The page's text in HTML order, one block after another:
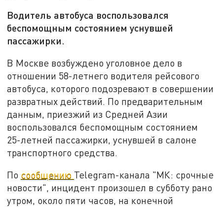
Водитель автобуса воспользовался
беспомощным состоянием уснувшей
пассажирки.
В Москве возбуждено уголовное дело в
отношении 58-летнего водителя рейсового
автобуса, которого подозревают в совершении
развратных действий. По предварительным
данным, приезжий из Средней Азии
воспользовался беспомощным состоянием
25-летней пассажирки, уснувшей в салоне
транспортного средства.
По сообщению Telegram-канала "МК: срочные
новости", инцидент произошел в субботу рано
утром, около пяти часов, на конечной